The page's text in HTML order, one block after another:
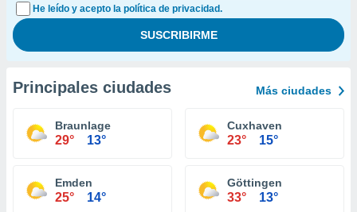
He leído y acepto la política de privacidad.
Principales ciudades Más ciudades
Braunlage
29° 13°
Cuxhaven
23° 15°
Emden
25° 14°
Göttingen
33° 13°